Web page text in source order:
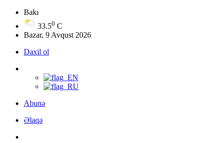
Bakı
33.50 C
Bazar, 9 Avqust 2026
Daxil ol
Abunə
Əlaqə